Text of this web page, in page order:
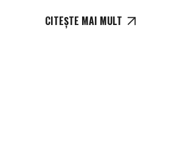
CITEȘTE MAI MULT